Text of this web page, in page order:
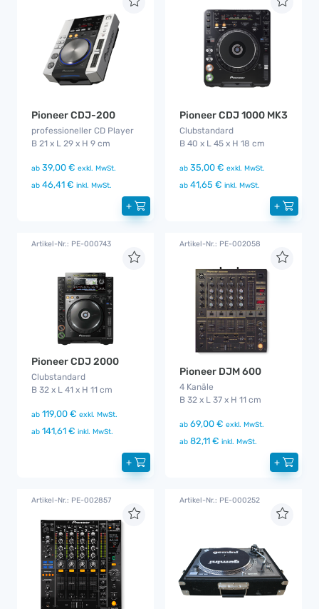
Pioneer CDJ-200
professioneller CD Player
B 21 x L 29 x H 9 cm
ab 39,00 € exkl. MwSt.
ab 46,41 € inkl. MwSt.
+
Pioneer CDJ 1000 MK3
Clubstandard
B 40 x L 45 x H 18 cm
ab 35,00 € exkl. MwSt.
ab 41,65 € inkl. MwSt.
+
Artikel-Nr.: PE-000743
Pioneer CDJ 2000
Clubstandard
B 32 x L 41 x H 11 cm
ab 119,00 € exkl. MwSt.
ab 141,61 € inkl. MwSt.
+
Artikel-Nr.: PE-002058
Pioneer DJM 600
4 Kanäle
B 32 x L 37 x H 11 cm
ab 69,00 € exkl. MwSt.
ab 82,11 € inkl. MwSt.
+
Artikel-Nr.: PE-002857 Artikel-Nr.: PE-000252